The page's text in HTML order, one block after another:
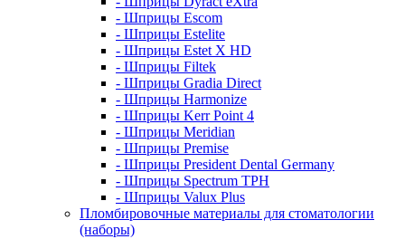
- Шприцы Escom
- Шприцы Estelite
- Шприцы Estet X HD
- Шприцы Filtek
- Шприцы Gradia Direct
- Шприцы Harmonize
- Шприцы Kerr Point 4
- Шприцы Meridian
- Шприцы Premise
- Шприцы President Dental Germany
- Шприцы Spectrum TPH
- Шприцы Valux Plus
Пломбировочные материалы для стоматологии
(наборы)